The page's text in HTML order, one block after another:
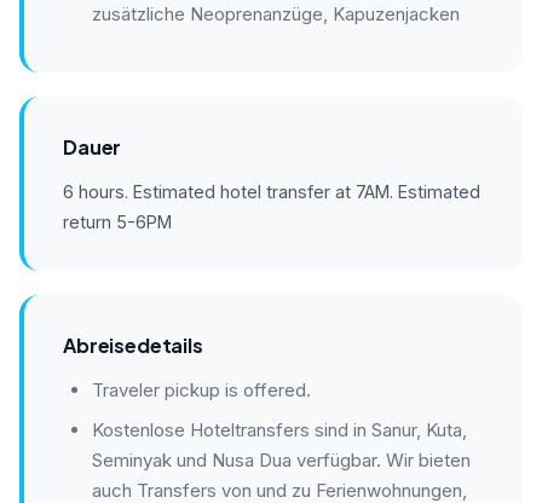
zusätzliche Neoprenanzüge, Kapuzenjacken
Dauer
6 hours. Estimated hotel transfer at 7AM. Estimated
return 5-6PM
Abreisedetails
Traveler pickup is offered.
Kostenlose Hoteltransfers sind in Sanur, Kuta,
Seminyak und Nusa Dua verfügbar. Wir bieten
auch Transfers von und zu Ferienwohnungen,